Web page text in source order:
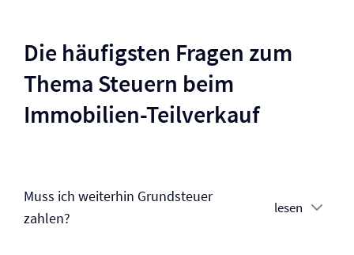
Die häufigsten Fragen zum
Thema Steuern beim
Immobilien-Teilverkauf
Muss ich weiterhin Grundsteuer
zahlen?
lesen